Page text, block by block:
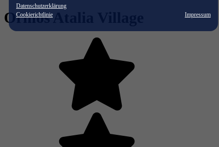
Datenschutzerklärung
Cookierichtlinie
Impressum
Ormos Atalia Village